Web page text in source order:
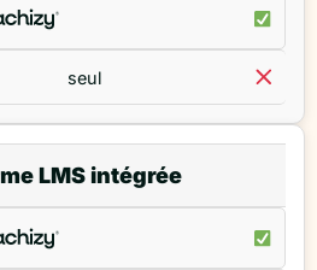
seul
LMS intégrée